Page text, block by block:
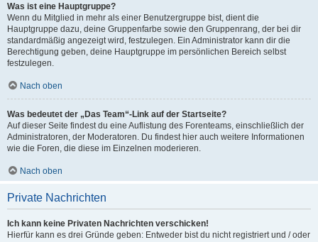
Was ist eine Hauptgruppe?
Wenn du Mitglied in mehr als einer Benutzergruppe bist, dient die
Hauptgruppe dazu, deine Gruppenfarbe sowie den Gruppenrang, der bei dir
standardmäßig angezeigt wird, festzulegen. Ein Administrator kann dir die
Berechtigung geben, deine Hauptgruppe im persönlichen Bereich selbst
festzulegen.
Nach oben
Was bedeutet der „Das Team“-Link auf der Startseite?
Auf dieser Seite findest du eine Auflistung des Forenteams, einschließlich der
Administratoren, der Moderatoren. Du findest hier auch weitere Informationen
wie die Foren, die diese im Einzelnen moderieren.
Nach oben
Private Nachrichten
Ich kann keine Privaten Nachrichten verschicken!
Hierfür kann es drei Gründe geben: Entweder bist du nicht registriert und / oder